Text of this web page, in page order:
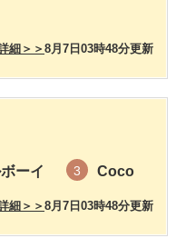
8月7日03時48分更新
細＞＞
ーイ 3 Coco
8月7日03時48分更新
細＞＞